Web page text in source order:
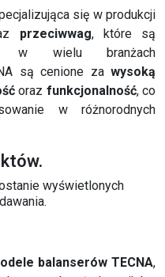
się w produkcji
przeciwwag, które są
w wielu branżach
są cenione za wysoką
oraz funkcjonalność, co
w różnorodnych
wyświetlonych
balanserów TECNA,